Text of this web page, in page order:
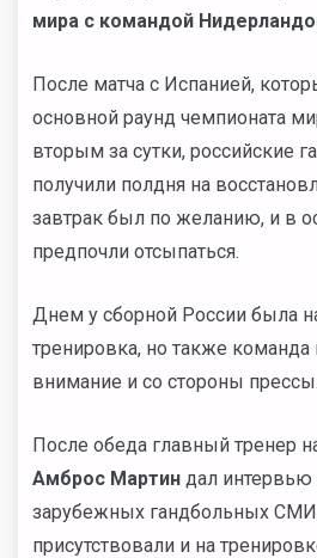
мира с командой
После матча с Испанией,
основной раунд чемпионата
вторым за сутки, российские
получили полдня на
завтрак был по желанию, и в
предпочли отсыпаться.
Днем у сборной России была
тренировка, но также команда
внимание и со стороны прессы.
После обеда главный тренер
Амброс Мартин дал интервью
зарубежных гандбольных
присутствовали и на